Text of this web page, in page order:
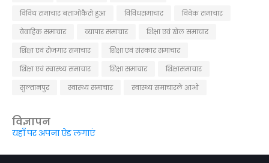
विविध समाचार बताओकैसे हुआ
विविधसमाचार
विवेक समाचार
वैवाहिक समाचार
व्यापार समाचार
शिक्षा एवं खेल समाचार
शिक्षा एवं रोजगार समाचार
शिक्षा एवं संस्कार समाचार
शिक्षा एवं स्वास्थ्य समाचार
शिक्षा समाचार
शिक्षासमाचार
सुल्तानपुर
स्वास्थ्य समाचार स्वास्थ्य समाचारले आओ
विज्ञापन
यहाँ पर अपना ऐड लगाएं